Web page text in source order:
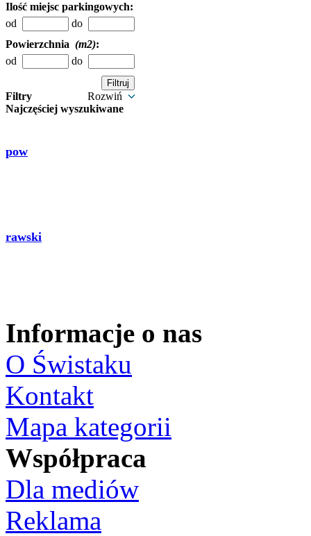
Ilość miejsc parkingowych:
od
do
Powierzchnia (m2):
od
do
Filtry
Rozwiń
Najczęściej wyszukiwane
pow
rawski
Informacje o nas
O Świstaku
Kontakt
Mapa kategorii
Współpraca
Dla mediów
Reklama